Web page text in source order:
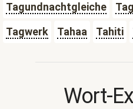
Tagundnachtgleiche
Tagwerk
Tahaa Tahiti
Wort-